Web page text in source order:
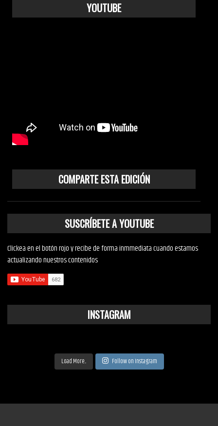
YOUTUBE
COMPARTE ESTA EDICIÓN
SUSCRÍBETE A YOUTUBE
Clickea en el botón rojo y recibe de forma inmmediata cuando estamos
actualizando nuestros contenidos
INSTAGRAM
Load More... Follow on Instagram